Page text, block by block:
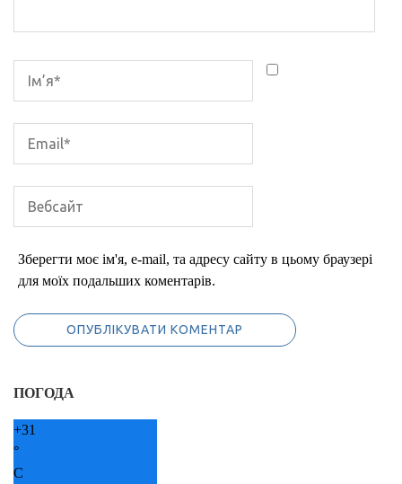
Зберегти моє ім'я, e-mail, та адресу сайту в цьому браузері
для моїх подальших коментарів.
ПОГОДА
+31
°
C